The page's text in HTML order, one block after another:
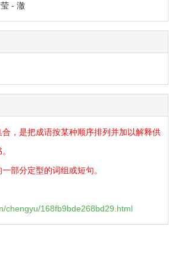
- 澈
，是把成语按某种顺序排列并加以解释供
部分定型的词组或短句。
chengyu/168fb9bde268bd29.html